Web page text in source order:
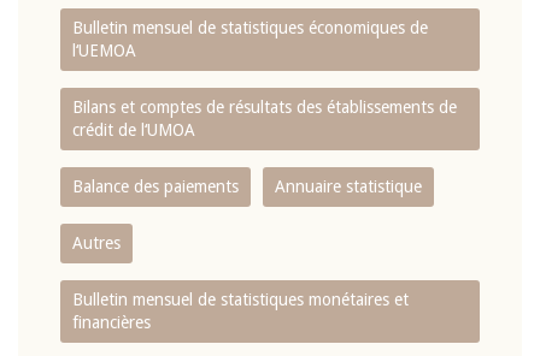
Bulletin mensuel de statistiques économiques de
l‘UEMOA
Bilans et comptes de résultats des établissements de
crédit de l‘UMOA
Balance des paiements Annuaire statistique
Autres
Bulletin mensuel de statistiques monétaires et
financières